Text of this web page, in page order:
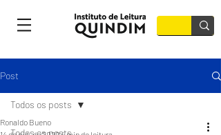
Post
Todos os posts
Todos os posts
Ronaldo Bueno